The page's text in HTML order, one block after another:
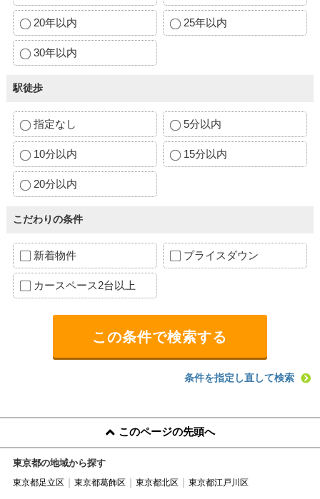
20年以内 25年以内
30年以内
駅徒歩
指定なし 5分以内
10分以内 15分以内
20分以内
こだわりの条件
新着物件 プライスダウン
カースペース2台以上
条件を指定し直して検索
このページの先頭へ
東京都の地域から探す
東京都足立区 東京都葛飾区 東京都北区 東京都江戸川区